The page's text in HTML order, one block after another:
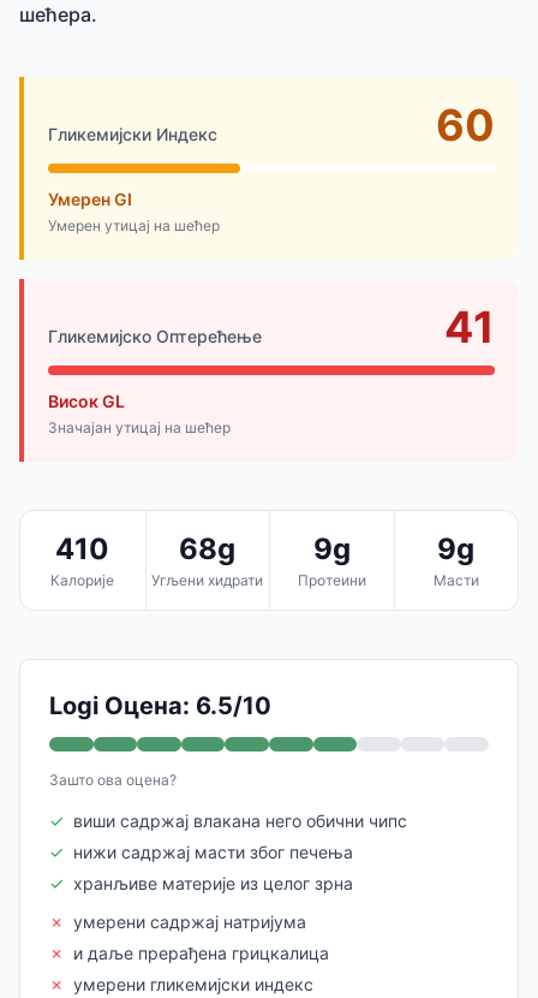
шећера.
Гликемијски Индекс 60
Умерен GI
Умерен утицај на шећер
Гликемијско Оптерећење 41
Висок GL
Значајан утицај на шећер
410
Калорије
68g
Угљени хидрати
9g
Протеини
9g
Масти
Logi Оцена: 6.5/10
Зашто ова оцена?
✓ виши садржај влакана него обични чипс
✓ нижи садржај масти због печења
✓ хранљиве материје из целог зрна
✗ умерени садржај натријума
✗
и даље прерађена грицкалица
✗ умерени гликемијски индекс